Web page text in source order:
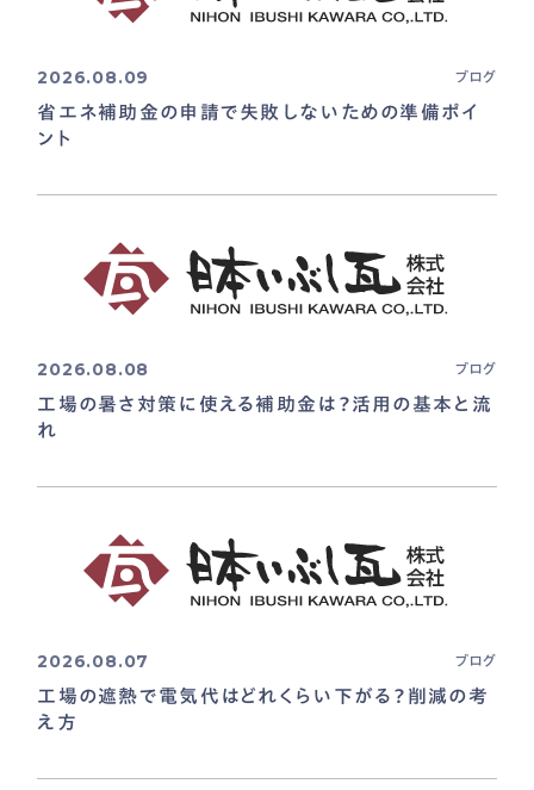
2026.08.09 ブログ
省エネ補助金の申請で失敗しないための準備ポイ
ント
2026.08.08 ブログ
工場の暑さ対策に使える補助金は？活用の基本と流
れ
2026.08.07 ブログ
工場の遮熱で電気代はどれくらい下がる？削減の考
え方